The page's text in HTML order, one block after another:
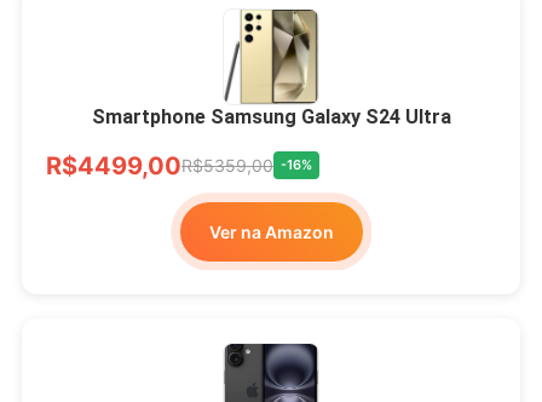
Smartphone Samsung Galaxy S24 Ultra
R$4499,00R$5359,00 -16%
Ver na Amazon